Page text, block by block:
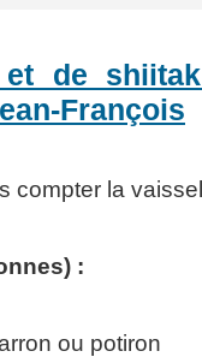
de
François
compter la
:
ou potiron